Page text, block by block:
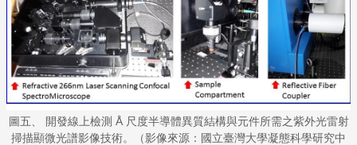
圖五、 開發線上檢測 Å 尺度半導體異質結構與元件所需之紫外光雷射
掃描顯微光譜影像技術。（影像來源：國立臺灣大學凝態科學研究中